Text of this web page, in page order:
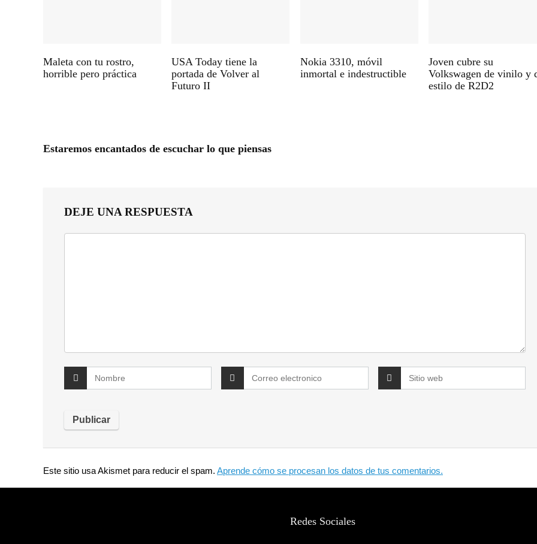
Maleta con tu rostro,
horrible pero práctica
USA Today tiene la
portada de Volver al
Futuro II
Nokia 3310, móvil
inmortal e indestructible
Joven cubre su
Volkswagen de vinilo y
estilo de R2D2
Estaremos encantados de escuchar lo que piensas
DEJE UNA RESPUESTA
Este sitio usa Akismet para reducir el spam. Aprende cómo se procesan los datos de tus comentarios.
Redes Sociales